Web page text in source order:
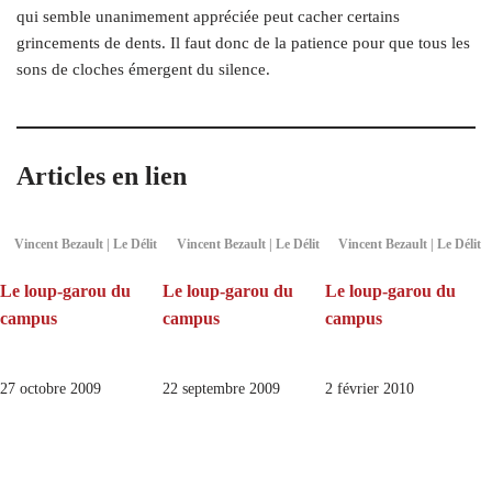
qui semble unanimement appréciée peut cacher certains
grincements de dents. Il faut donc de la patience pour que tous les
sons de cloches émergent du silence.
Articles en lien
Vincent Bezault | Le Délit
Le loup-garou du
campus
27 octobre 2009
Vincent Bezault | Le Délit
Le loup-garou du
campus
22 septembre 2009
Vincent Bezault | Le Délit
Le loup-garou du
campus
2 février 2010